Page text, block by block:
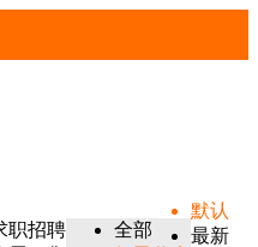
职招聘
全部
默认
最新